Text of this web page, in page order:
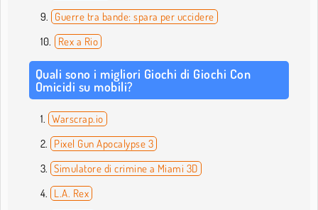
Guerre tra bande: spara per uccidere
Rex a Rio
Quali sono i migliori Giochi di Giochi Con
Omicidi su mobili?
Warscrap.io
Pixel Gun Apocalypse 3
Simulatore di crimine a Miami 3D
L.A. Rex